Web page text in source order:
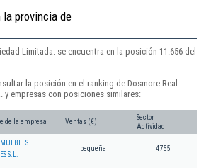
la provincia de
Limitada. se encuentra en la posición 11.656 del
la posición en el ranking de Dosmore Real
y empresas con posiciones similares:
de la empresa Ventas (€)
Sector
Actividad
S.L.
pequeña 4755